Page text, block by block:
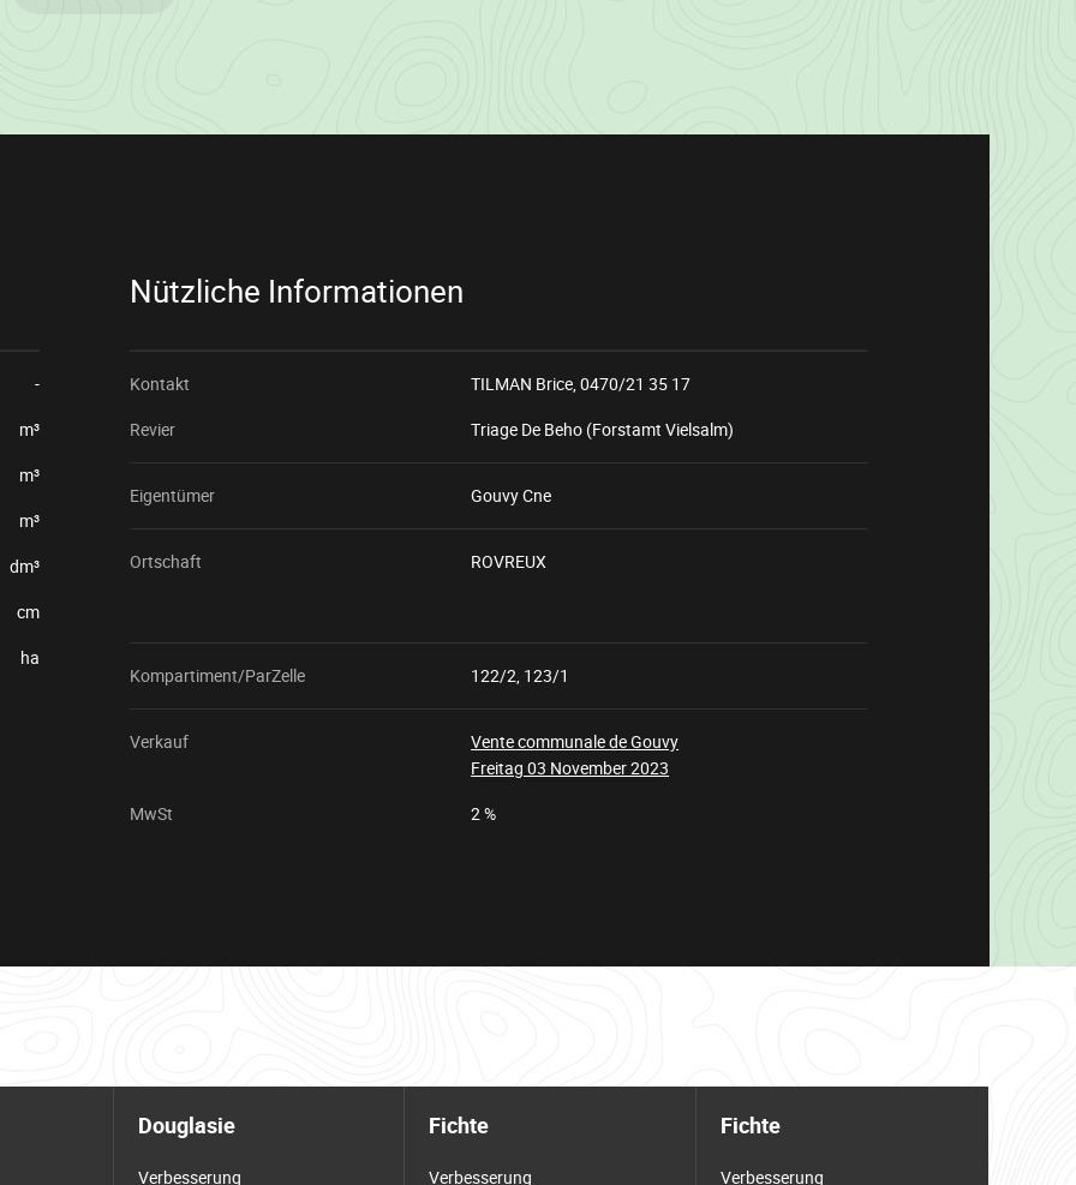
-
m³
m³
m³
dm³
cm
ha
Nützliche Informationen
Kontakt TILMAN Brice,0470/21 35 17
Revier
Triage De Beho (Forstamt Vielsalm)
Eigentümer Gouvy Cne
Ortschaft ROVREUX
Kompartiment/ParZelle 122/2, 123/1
Verkauf
Vente communale de Gouvy
Freitag 03 November 2023
MwSt 2 %
Douglasie Fichte Fichte
Verbesserung Verbesserung Verbesserung